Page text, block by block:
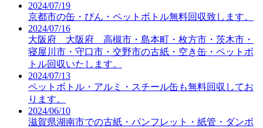
2024/07/19
京都市の缶・びん・ペットボトル無料回収致します。
2024/07/16
大阪府 大阪府 高槻市・島本町・枚方市・茨木市・
寝屋川市・守口市・交野市の古紙・空き缶・ペットボ
トル回収いたします。
2024/07/13
ペットボトル・アルミ・スチール缶も無料回収してお
ります。
2024/06/10
滋賀県湖南市での古紙・パンフレット・紙管・ダンボ